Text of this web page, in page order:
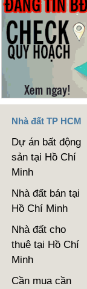
Nhà đất TP HCM
Dự án bất động
sản tại Hồ Chí
Minh
Nhà đất bán tại
Hồ Chí Minh
Nhà đất cho
thuê tại Hồ Chí
Minh
Cần mua cần